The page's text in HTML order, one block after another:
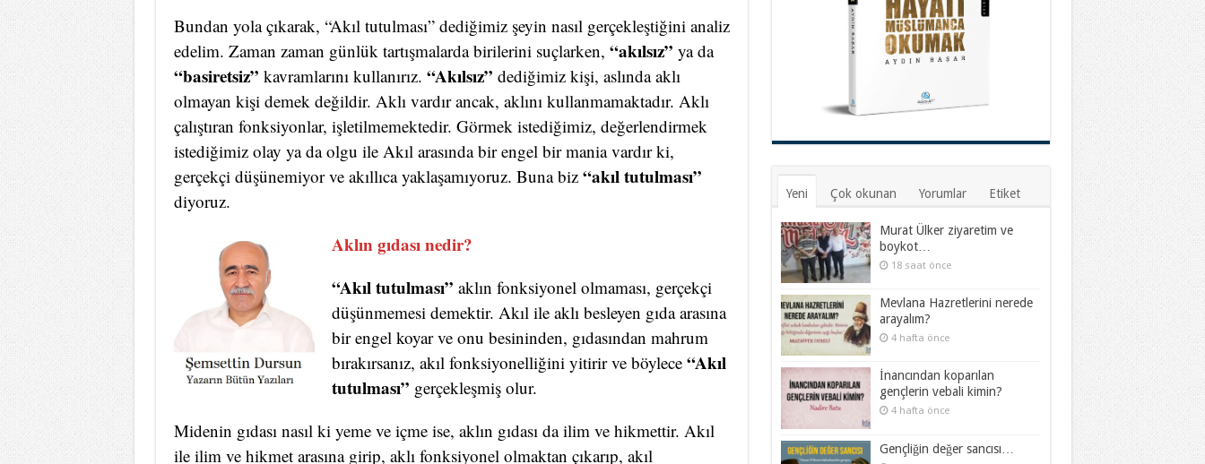
Bundan yola çıkarak, “Akıl tutulması” dediğimiz şeyin nasıl gerçekleştiğini analiz
edelim. Zaman zaman günlük tartışmalarda birilerini suçlarken, “akılsız” ya da
“basiretsiz” kavramlarını kullanırız. “Akılsız” dediğimiz kişi, aslında aklı
olmayan kişi demek değildir. Aklı vardır ancak, aklını kullanmamaktadır. Aklı
çalıştıran fonksiyonlar, işletilmemektedir. Görmek istediğimiz, değerlendirmek
istediğimiz olay ya da olgu ile Akıl arasında bir engel bir mania vardır ki,
gerçekçi düşünemiyor ve akıllıca yaklaşamıyoruz. Buna biz “akıl tutulması”
diyoruz.
Aklın gıdası nedir?
“Akıl tutulması” aklın fonksiyonel olmaması, gerçekçi
düşünmemesi demektir. Akıl ile aklı besleyen gıda arasına
bir engel koyar ve onu besininden, gıdasından mahrum
bırakırsanız, akıl fonksiyonelliğini yitirir ve böylece “Akıl
tutulması” gerçekleşmiş olur.
Midenin gıdası nasıl ki yeme ve içme ise, aklın gıdası da ilim ve hikmettir. Akıl
ile ilim ve hikmet arasına girip, aklı fonksiyonel olmaktan çıkarıp, akıl
Yeni Çok okunan Yorumlar Etiket
Murat Ülker ziyaretim ve
boykot…
18 saat önce
Mevlana Hazretlerini nerede
arayalım?
4 hafta önce
İnancından koparılan
gençlerin vebali kimin?
4 hafta önce
Gençliğin değer sancısı…